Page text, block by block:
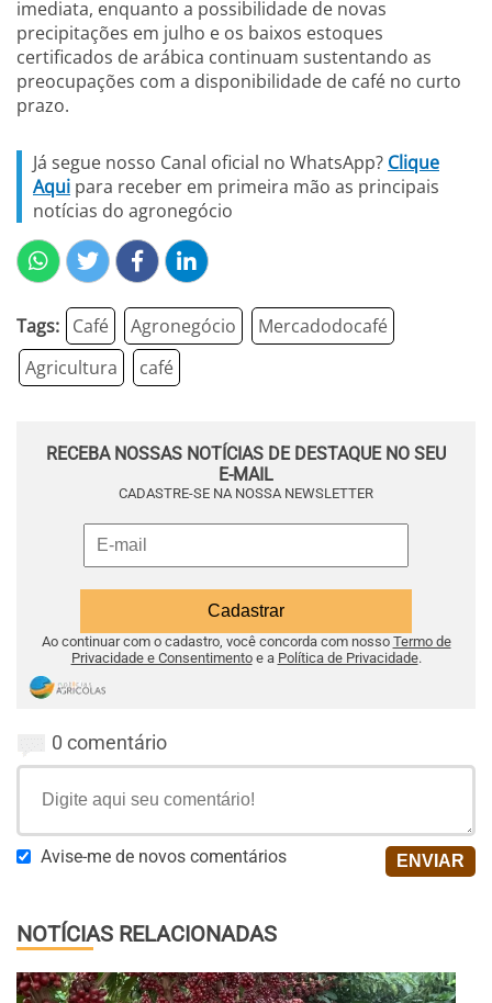
imediata, enquanto a possibilidade de novas
precipitações em julho e os baixos estoques
certificados de arábica continuam sustentando as
preocupações com a disponibilidade de café no curto
prazo.
Já segue nosso Canal oficial no WhatsApp? Clique
Aqui para receber em primeira mão as principais
notícias do agronegócio
Tags: Café Agronegócio
Mercadodocafé
Agricultura
café
RECEBA NOSSAS NOTÍCIAS DE DESTAQUE NO SEU
E-MAIL
CADASTRE-SE NA NOSSA NEWSLETTER
Ao continuar com o cadastro, você concorda com nosso Termo de
Privacidade e Consentimentoe a Política de Privacidade.
0 comentário
Avise-me de novos comentários
NOTÍCIAS RELACIONADAS